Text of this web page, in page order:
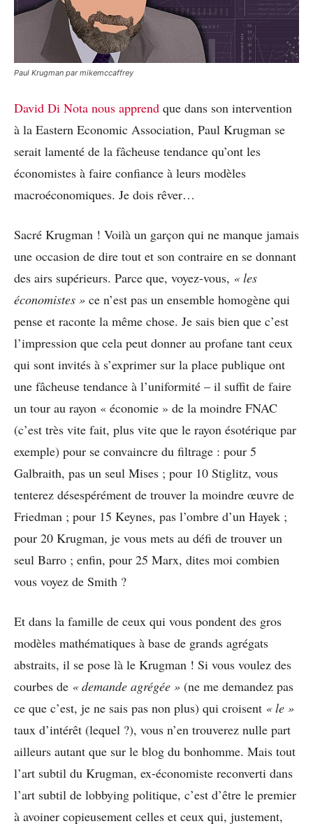
Paul Krugman par mikemccaffrey
David Di Nota nous apprend que dans son intervention
à la Eastern Economic Association, Paul Krugman se
serait lamenté de la fâcheuse tendance qu’ont les
économistes à faire confiance à leurs modèles
macroéconomiques. Je dois rêver…
Sacré Krugman ! Voilà un garçon qui ne manque jamais
une occasion de dire tout et son contraire en se donnant
des airs supérieurs. Parce que, voyez-vous, « les
économistes » ce n’est pas un ensemble homogène qui
pense et raconte la même chose. Je sais bien que c’est
l’impression que cela peut donner au profane tant ceux
qui sont invités à s’exprimer sur la place publique ont
une fâcheuse tendance à l’uniformité – il suffit de faire
un tour au rayon « économie » de la moindre FNAC
(c’est très vite fait, plus vite que le rayon ésotérique par
exemple) pour se convaincre du filtrage : pour 5
Galbraith, pas un seul Mises ; pour 10 Stiglitz, vous
tenterez désespérément de trouver la moindre œuvre de
Friedman ; pour 15 Keynes, pas l’ombre d’un Hayek ;
pour 20 Krugman, je vous mets au défi de trouver un
seul Barro ; enfin, pour 25 Marx, dites moi combien
vous voyez de Smith ?
Et dans la famille de ceux qui vous pondent des gros
modèles mathématiques à base de grands agrégats
abstraits, il se pose là le Krugman ! Si vous voulez des
courbes de « demande agrégée » (ne me demandez pas
ce que c’est, je ne sais pas non plus) qui croisent « le »
taux d’intérêt (lequel ?), vous n’en trouverez nulle part
ailleurs autant que sur le blog du bonhomme. Mais tout
l’art subtil du Krugman, ex-économiste reconverti dans
l’art subtil de lobbying politique, c’est d’être le premier
à avoiner copieusement celles et ceux qui, justement,